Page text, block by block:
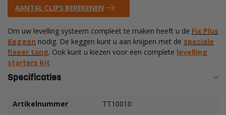
AANTAL CLIPS BEREKENEN
Om uw levelling systeem compleet te maken heeft u de Fix Plus
Keggen nodig. De keggen kunt u aan knijpen met de speciale
fixeer tang. Ook kunt u kiezen voor een complete levelling
starters kit
Specificaties
Artikelnummer TT10010